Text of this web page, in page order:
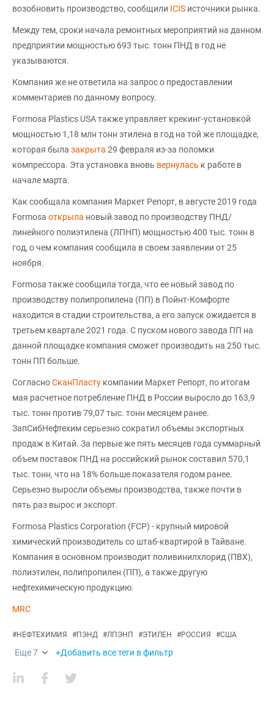
возобновить производство, сообщили ICIS источники рынка.
Между тем, сроки начала ремонтных мероприятий на данном
предприятии мощностью 693 тыс. тонн ПНД в год не
указываются.
Компания же не ответила на запрос о предоставлении
комментариев по данному вопросу.
Formosa Plastics USA также управляет крекинг-установкой
мощностью 1,18 млн тонн этилена в год на той же площадке,
которая была закрыта 29 февраля из-за поломки
компрессора. Эта установка вновь вернулась к работе в
начале марта.
Как сообщала компания Маркет Репорт, в августе 2019 года
Formosa открыла новый завод по производству ПНД/
линейного полиэтилена (ЛПНП) мощностью 400 тыс. тонн в
год, о чем компания сообщила в своем заявлении от 25
ноября.
Formosa также сообщила тогда, что ее новый завод по
производству полипропилена (ПП) в Пойнт-Комфорте
находится в стадии строительства, а его запуск ожидается в
третьем квартале 2021 года. С пуском нового завода ПП на
данной площадке компания сможет производить на 250 тыс.
тонн ПП больше.
СогласноСканПласту компании Маркет Репорт, по итогам
мая расчетное потребление ПНД в России выросло до 163,9
тыс. тонн против 79,07 тыс. тонн месяцем ранее.
ЗапСибНефтехим серьезно сократил объемы экспортных
продаж в Китай. За первые же пять месяцев года суммарный
объем поставок ПНД на российский рынок составил 570,1
тыс. тонн, что на 18% больше показателя годом ранее.
Серьезно выросли объемы производства, также почти в
пять раз вырос и экспорт.
Formosa Plastics Corporation (FCP) - крупный мировой
химический производитель со штаб-квартирой в Тайване.
Компания в основном производит поливинилхлорид (ПВХ),
полиэтилен, полипропилен (ПП), а также другую
нефтехимическую продукцию.
MRC
#НЕФТЕХИМИЯ #ПЭНД #ЛПЭНП #ЭТИЛЕН #РОССИЯ #США
Еще7 +Добавить все теги в фильтр